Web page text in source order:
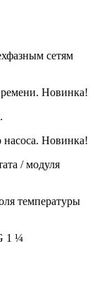
сетям
Новинка!
насоса. Новинка!
/ модуля
температуры
1 ¼